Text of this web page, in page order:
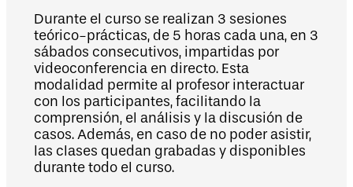
Durante el curso se realizan 3 sesiones
teórico-prácticas, de 5 horas cada una, en 3
sábados consecutivos, impartidas por
videoconferencia en directo. Esta
modalidad permite al profesor interactuar
con los participantes, facilitando la
comprensión, el análisis y la discusión de
casos. Además, en caso de no poder asistir,
las clases quedan grabadas y disponibles
durante todo el curso.